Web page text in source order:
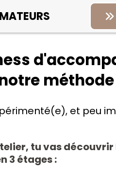
et peu
tu vas découvrir
3 étages :